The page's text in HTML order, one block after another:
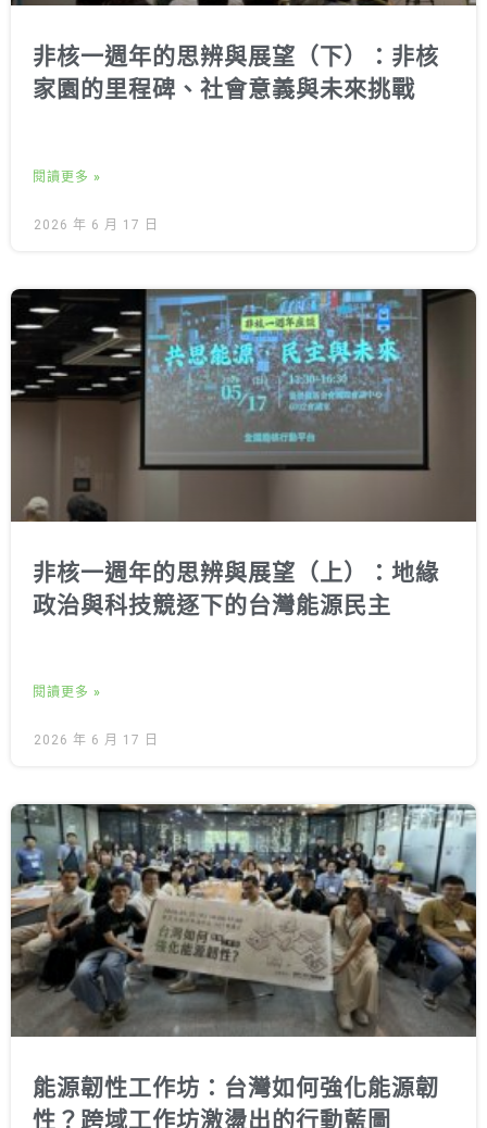
非核一週年的思辨與展望（下）：非核
家園的里程碑、社會意義與未來挑戰
閱讀更多 »
2026 年 6 月 17 日
非核一週年的思辨與展望（上）：地緣
政治與科技競逐下的台灣能源民主
閱讀更多 »
2026 年 6 月 17 日
能源韌性工作坊：台灣如何強化能源韌
性？跨域工作坊激盪出的行動藍圖